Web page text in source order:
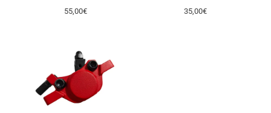
55,00€ 35,00€